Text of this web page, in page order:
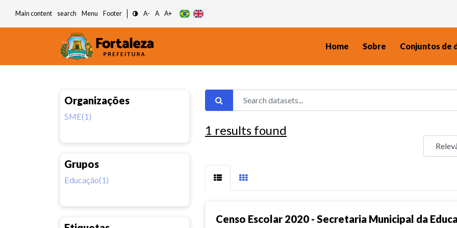
Main content search Menu Footer A- A A+
Home Sobre Conjuntos de
Organizações
SME(1)
Grupos
Educação(1)
1 results found
Censo Escolar 2020 - Secretaria Municipal da